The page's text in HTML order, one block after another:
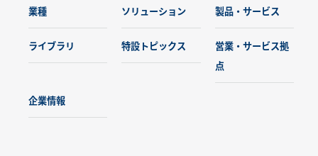
業種 ソリューション 製品・サービス
ライブラリ 特設トピックス
営業・サービス拠
点
企業情報